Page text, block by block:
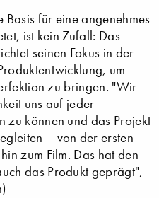
für eine angenehmes
ist kein Zufall: Das
seinen Fokus in der
um
zu bringen. "Wir
uns auf jeder
zu können und das Projekt
– von der ersten
zum Film. Das hat den
das Produkt geprägt",